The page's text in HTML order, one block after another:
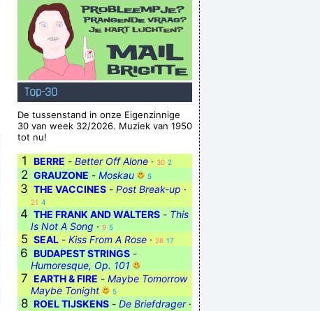
Top-30
De tussenstand in onze Eigenzinnige
30 van week 32/2026. Muziek van 1950
tot nu!
1 BERRE - Better Off Alone · 30 2
2 GRAUZONE - Moskau 5
3 THE VACCINES - Post Break-up ·
21 4
4 THE FRANK AND WALTERS - This
Is Not A Song · 9 5
5 SEAL - Kiss From A Rose · 28 17
6 BUDAPEST STRINGS -
Humoresque, Op. 101
7 EARTH & FIRE - Maybe Tomorrow
Maybe Tonight
5
8 ROEL TIJSKENS - De Briefdrager·